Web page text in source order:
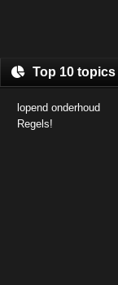
Top 10
lopend onderhoud
Regels!